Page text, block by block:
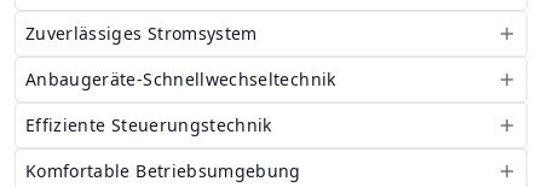
Zuverlässiges Stromsystem
Anbaugeräte-Schnellwechseltechnik
Effiziente Steuerungstechnik
Komfortable Betriebsumgebung